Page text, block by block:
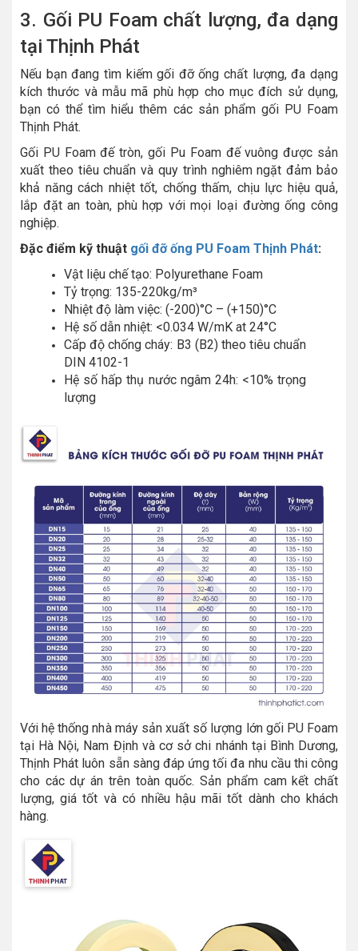
3. Gối PU Foam chất lượng, đa dạng
tại Thịnh Phát
Nếu bạn đang tìm kiếm gối đỡ ống chất lượng, đa dạng
kích thước và mẫu mã phù hợp cho mục đích sử dụng,
bạn có thể tìm hiểu thêm các sản phẩm gối PU Foam
Thịnh Phát.
Gối PU Foam đế tròn, gối Pu Foam đế vuông được sản
xuất theo tiêu chuẩn và quy trình nghiêm ngặt đảm bảo
khả năng cách nhiệt tốt, chống thấm, chịu lực hiệu quả,
lắp đặt an toàn, phù hợp với mọi loại đường ống công
nghiệp.
Đặc điểm kỹ thuật gối đỡ ống PU Foam Thịnh Phát:
Vật liệu chế tạo: Polyurethane Foam
Tỷ trọng: 135-220kg/m³
Nhiệt độ làm việc: (-200)°C – (+150)°C
Hệ số dẫn nhiệt: <0.034 W/mK at 24°C
Cấp độ chống cháy: B3 (B2) theo tiêu chuẩn
DIN 4102-1
Hệ số hấp thụ nước ngâm 24h: <10% trọng
lượng
Với hệ thống nhà máy sản xuất số lượng lớn gối PU Foam
tại Hà Nội, Nam Định và cơ sở chi nhánh tại Bình Dương,
Thịnh Phát luôn sẵn sàng đáp ứng tối đa nhu cầu thi công
cho các dự án trên toàn quốc. Sản phẩm cam kết chất
lượng, giá tốt và có nhiều hậu mãi tốt dành cho khách
hàng.